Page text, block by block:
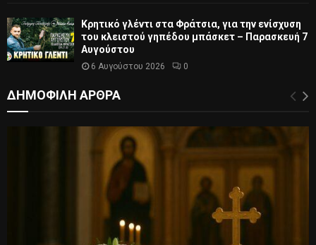
Κρητικό γλέντι στα Φράτσια, για την ενίσχυση
του κλειστού γηπέδου μπάσκετ – Παρασκευή 7
Αυγούστου
6 Αυγούστου 2026 0
ΔΗΜΟΦΙΛΗ ΑΡΘΡΑ